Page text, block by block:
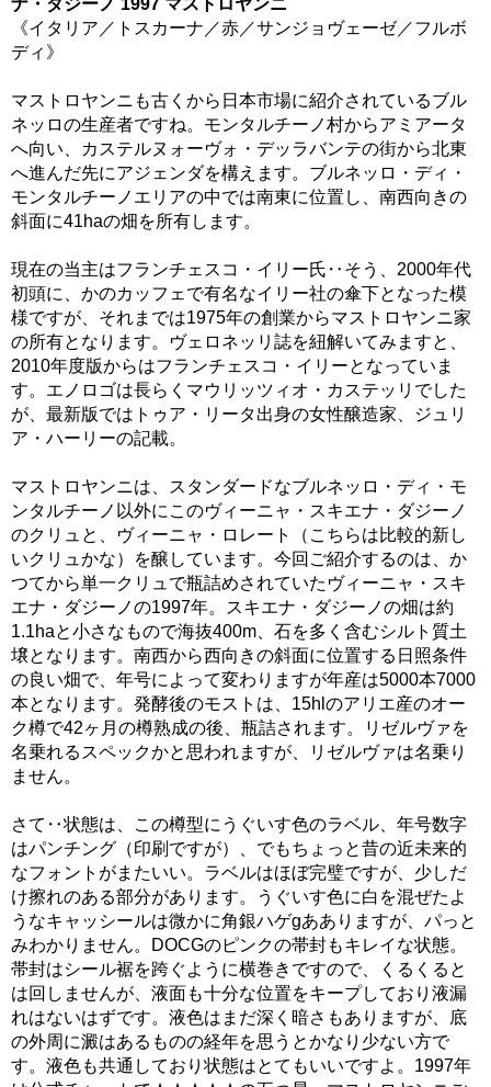
ナ・ダジーノ 1997 マストロヤンニ
《イタリア／トスカーナ／赤／サンジョヴェーゼ／フルボ
ディ》
マストロヤンニも古くから日本市場に紹介されているブル
ネッロの生産者ですね。モンタルチーノ村からアミアータ
へ向い、カステルヌォーヴォ・デッラバンテの街から北東
へ進んだ先にアジェンダを構えます。ブルネッロ・ディ・
モンタルチーノエリアの中では南東に位置し、南西向きの
斜面に41haの畑を所有します。
現在の当主はフランチェスコ・イリー氏‥そう、2000年代
初頭に、かのカッフェで有名なイリー社の傘下となった模
様ですが、それまでは1975年の創業からマストロヤンニ家
の所有となります。ヴェロネッリ誌を紐解いてみますと、
2010年度版からはフランチェスコ・イリーとなっていま
す。エノロゴは長らくマウリッツィオ・カステッリでした
が、最新版ではトゥア・リータ出身の女性醸造家、ジュリ
ア・ハーリーの記載。
マストロヤンニは、スタンダードなブルネッロ・ディ・モ
ンタルチーノ以外にこのヴィーニャ・スキエナ・ダジーノ
のクリュと、ヴィーニャ・ロレート（こちらは比較的新し
いクリュかな）を醸しています。今回ご紹介するのは、か
つてから単一クリュで瓶詰めされていたヴィーニャ・スキ
エナ・ダジーノの1997年。スキエナ・ダジーノの畑は約
1.1haと小さなもので海抜400m、石を多く含むシルト質土
壌となります。南西から西向きの斜面に位置する日照条件
の良い畑で、年号によって変わりますが年産は5000本7000
本となります。発酵後のモストは、15hlのアリエ産のオー
ク樽で42ヶ月の樽熟成の後、瓶詰されます。リゼルヴァを
名乗れるスペックかと思われますが、リゼルヴァは名乗り
ません。
さて‥状態は、この樽型にうぐいす色のラベル、年号数字
はパンチング（印刷ですが）、でもちょっと昔の近未来的
なフォントがまたいい。ラベルはほぼ完璧ですが、少しだ
け擦れのある部分があります。うぐいす色に白を混ぜたよ
うなキャッシールは微かに角銀ハゲgあありますが、パっと
みわかりません。DOCGのピンクの帯封もキレイな状態。
帯封はシール裾を跨ぐように横巻きですので、くるくると
は回しませんが、液面も十分な位置をキープしており液漏
れはないはずです。液色はまだ深く暗さもありますが、底
の外周に澱はあるものの経年を思うとかなり少ない方で
す。液色も共通しており状態はとてもいいですよ。1997年